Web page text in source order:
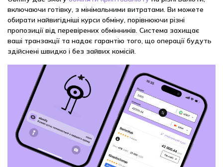
включаючи готівку, з мінімальними витратами. Ви можете
обирати найвигідніші курси обміну, порівнюючи різні
пропозиції від перевірених обмінників. Система захищає
ваші транзакції та надає гарантію того, що операції будуть
здійснені швидко і без зайвих комісій.